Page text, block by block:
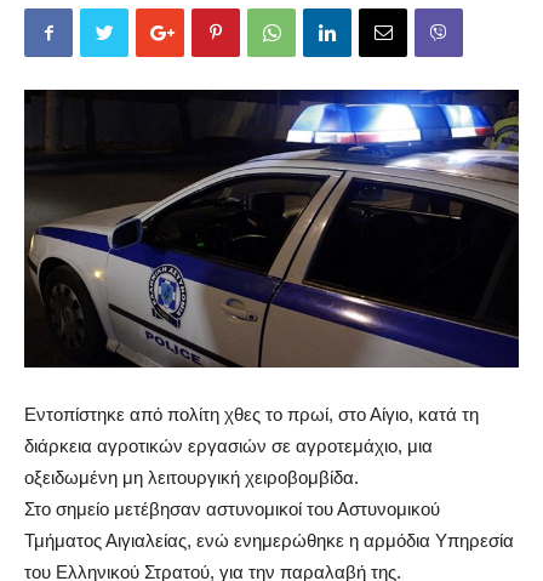
Εντοπίστηκε από πολίτη χθες το πρωί, στο Αίγιο, κατά τη
διάρκεια αγροτικών εργασιών σε αγροτεμάχιο, μια
οξειδωμένη μη λειτουργική χειροβομβίδα.
Στο σημείο μετέβησαν αστυνομικοί του Αστυνομικού
Τμήματος Αιγιαλείας, ενώ ενημερώθηκε η αρμόδια Υπηρεσία
του Ελληνικού Στρατού, για την παραλαβή της.